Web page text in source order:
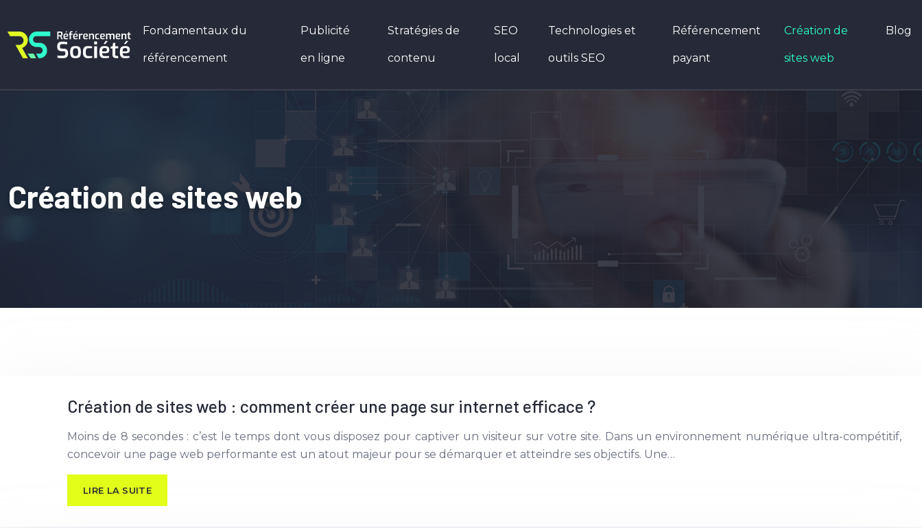
Fondamentaux du
référencement
Publicité
en ligne
Stratégies de
contenu
SEO
local
Technologies et
outils SEO
Référencement
payant
Création de
sites web
Blog
Création de sites web
Création de sites web : comment créer une page sur internet efficace ?
Moins de 8 secondes : c’est le temps dont vous disposez pour captiver un visiteur sur votre site. Dans un environnement numérique ultra-compétitif,
concevoir une page web performante est un atout majeur pour se démarquer et atteindre ses objectifs. Une…
LIRE LA SUITE